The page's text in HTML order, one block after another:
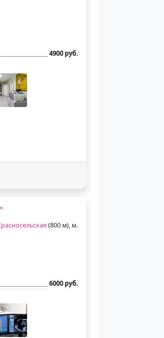
4900 руб.
(800 м), м.
6000 руб.